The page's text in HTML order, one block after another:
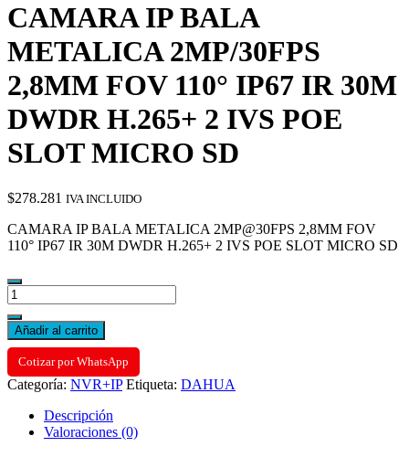
CAMARA IP BALA
METALICA 2MP/30FPS
2,8MM FOV 110° IP67 IR 30M
DWDR H.265+ 2 IVS POE
SLOT MICRO SD
$278.281 IVA INCLUIDO
CAMARA IP BALA METALICA 2MP@30FPS 2,8MM FOV
110° IP67 IR 30M DWDR H.265+ 2 IVS POE SLOT MICRO SD
CAMARA
IP
BALA
METALICA
2MP/30FPS
2,8MM
FOV
IP67
Añadir al carrito
Cotizar por WhatsApp
Categoría: NVR+IP Etiqueta: DAHUA
Descripción
Valoraciones (0)